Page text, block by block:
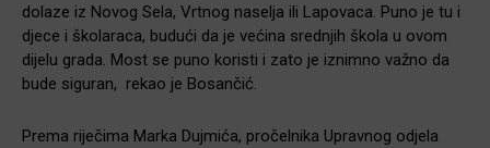
dolaze iz Novog Sela, Vrtnog naselja ili Lapovaca. Puno je tu i
djece i školaraca, budući da je većina srednjih škola u ovom
dijelu grada. Most se puno koristi i zato je iznimno važno da
bude siguran, rekao je Bosančić.
Prema riječima Marka Dujmića, pročelnika Upravnog odjela